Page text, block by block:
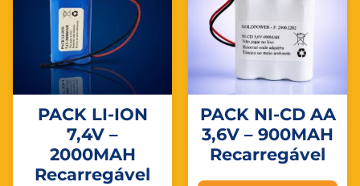
PACK LI-ION
7,4V –
2000MAH
Recarregável
PACK NI-CD AA
3,6V – 900MAH
Recarregável